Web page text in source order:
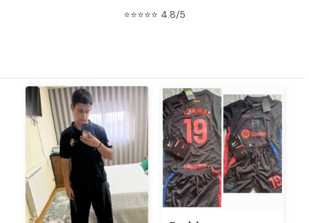
⭐⭐⭐⭐⭐ 4.8/5